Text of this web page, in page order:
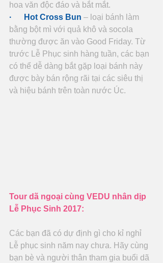
hoa văn độc đáo và bắt mắt.
·      Hot Cross Bun – loại bánh làm
bằng bột mì với quả khô và socola
thường được ăn vào Good Friday. Từ
trước Lễ Phục sinh hàng tuần, các bạn
có thể dễ dàng bắt gặp loại bánh này
được bày bán rộng rãi tại các siêu thị
và hiệu bánh trên toàn nước Úc.
Tour dã ngoại cùng VEDU nhân dịp
Lễ Phục Sinh 2017:
Các bạn đã có dự định gì cho kỉ nghỉ
Lễ phục sinh năm nay chưa. Hãy cùng
bạn bè và người thân tham gia buổi dã